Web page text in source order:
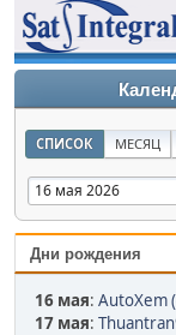
СПИСОК МЕСЯЦ
Дни рождения
16 мая: AutoXem
17 мая: